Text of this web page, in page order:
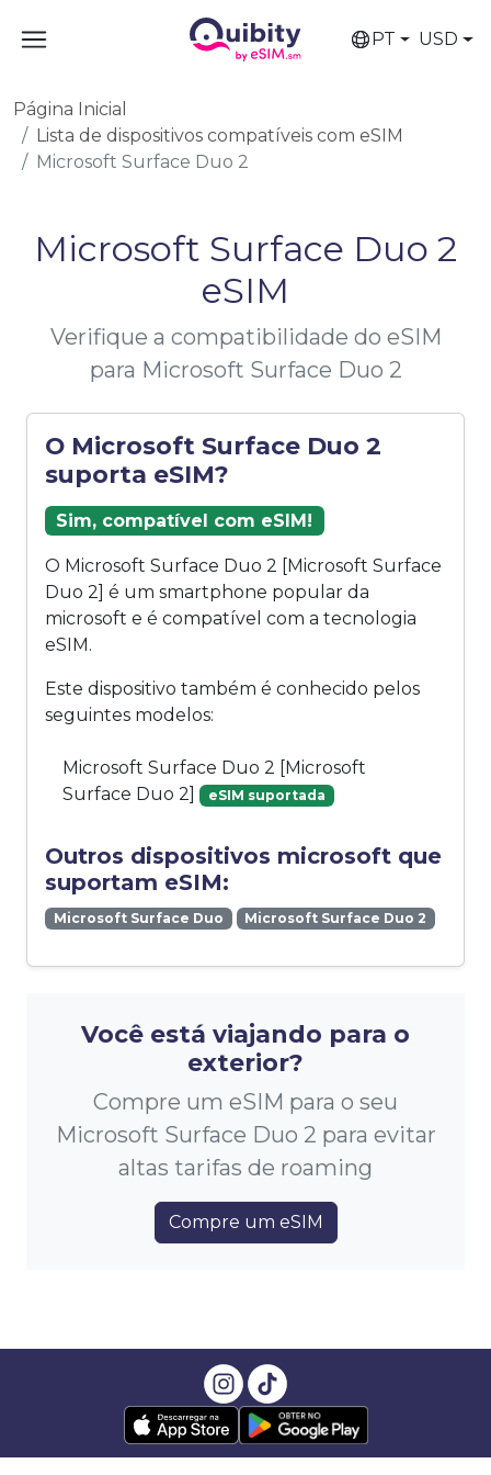
PT USD
Página Inicial
Lista de dispositivos compatíveis com eSIM
Microsoft Surface Duo 2
Microsoft Surface Duo 2
eSIM
Verifique a compatibilidade do eSIM
para Microsoft Surface Duo 2
O Microsoft Surface Duo 2
suporta eSIM?
Sim, compatível com eSIM!
O Microsoft Surface Duo 2 [Microsoft Surface
Duo 2] é um smartphone popular da
microsoft e é compatível com a tecnologia
eSIM.
Este dispositivo também é conhecido pelos
seguintes modelos:
Microsoft Surface Duo 2 [Microsoft
Surface Duo 2]
eSIM suportada
Outros dispositivos microsoft que
suportam eSIM:
Microsoft Surface Duo Microsoft Surface Duo 2
Você está viajando para o
exterior?
Compre um eSIM para o seu
Microsoft Surface Duo 2 para evitar
altas tarifas de roaming
Compre um eSIM